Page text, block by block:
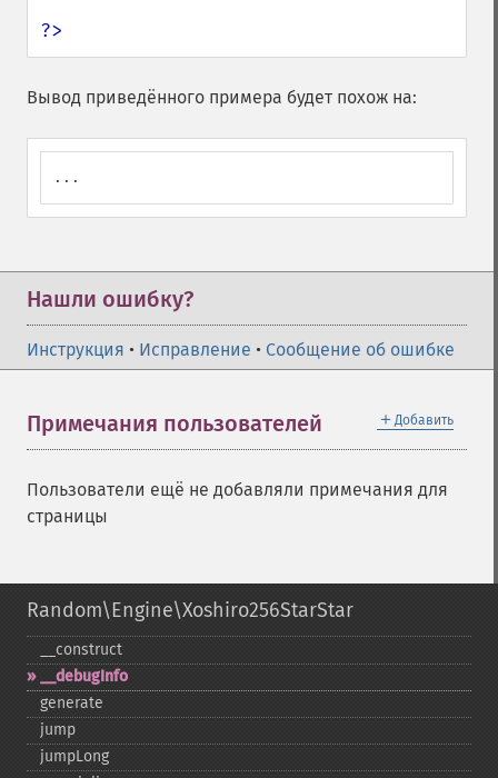
?>
Вывод приведённого примера будет похож на:
...
Нашли ошибку?
Инструкция • Исправление • Сообщение об ошибке
＋ Добавить
Примечания пользователей
Пользователи ещё не добавляли примечания для
страницы
Random\Engine\Xoshiro256StarStar
_​_​construct
_​_​debugInfo
generate
jump
jumpLong